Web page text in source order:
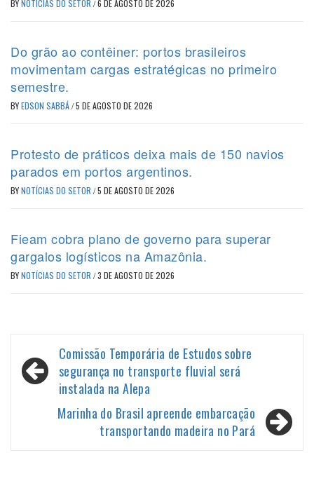
BYNOTÍCIAS DO SETOR /6 DE AGOSTO DE 2026
Do grão ao contêiner: portos brasileiros
movimentam cargas estratégicas no primeiro
semestre.
BYEDSON SABBÁ/5 DE AGOSTO DE 2026
Protesto de práticos deixa mais de 150 navios
parados em portos argentinos.
BYNOTÍCIAS DO SETOR /5 DE AGOSTO DE 2026
Fieam cobra plano de governo para superar
gargalos logísticos na Amazônia.
BYNOTÍCIAS DO SETOR /3 DE AGOSTO DE 2026
Navegação
de
Comissão Temporária de Estudos sobre
segurança no transporte fluvial será
instalada na Alepa
Marinha do Brasil apreende embarcação
transportando madeira no Pará